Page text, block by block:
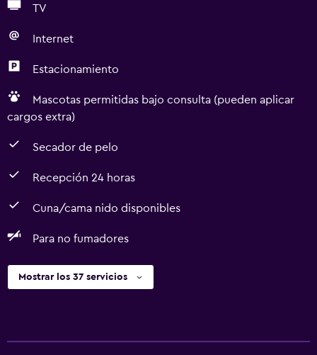
TV
Internet
Estacionamiento
Mascotas permitidas bajo consulta (pueden aplicar
cargos extra)
Secador de pelo
Recepción 24 horas
Cuna/cama nido disponibles
Para no fumadores
Mostrar los 37 servicios